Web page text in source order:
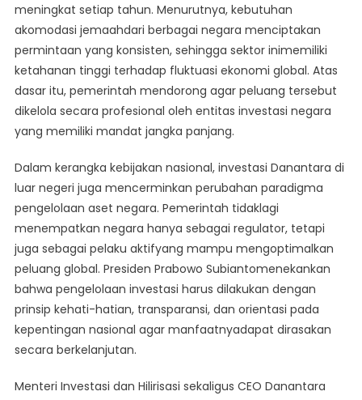
meningkat setiap tahun. Menurutnya, kebutuhan
akomodasi jemaahdari berbagai negara menciptakan
permintaan yang konsisten, sehingga sektor inimemiliki
ketahanan tinggi terhadap fluktuasi ekonomi global. Atas
dasar itu, pemerintah mendorong agar peluang tersebut
dikelola secara profesional oleh entitas investasi negara
yang memiliki mandat jangka panjang.
Dalam kerangka kebijakan nasional, investasi Danantara di
luar negeri juga mencerminkan perubahan paradigma
pengelolaan aset negara. Pemerintah tidaklagi
menempatkan negara hanya sebagai regulator, tetapi
juga sebagai pelaku aktifyang mampu mengoptimalkan
peluang global. Presiden Prabowo Subiantomenekankan
bahwa pengelolaan investasi harus dilakukan dengan
prinsip kehati-hatian, transparansi, dan orientasi pada
kepentingan nasional agar manfaatnyadapat dirasakan
secara berkelanjutan.
Menteri Investasi dan Hilirisasi sekaligus CEO Danantara